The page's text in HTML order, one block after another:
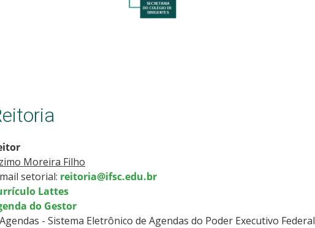
Moreira Filho
setorial: reitoria@ifsc.edu.br
Lattes
do Gestor
- Sistema Eletrônico de Agendas do Poder Executivo Federal